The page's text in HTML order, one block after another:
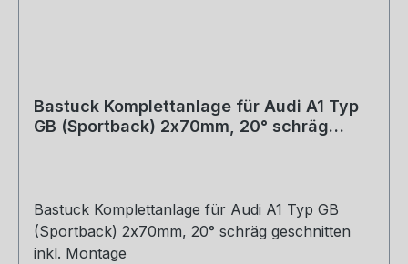
Bastuck Komplettanlage für Audi A1 Typ
GB (Sportback) 2x70mm, 20° schräg
Bastuck Komplettanlage für Audi A1 Typ GB
(Sportback) 2x70mm, 20° schräg geschnitten
inkl. Montage